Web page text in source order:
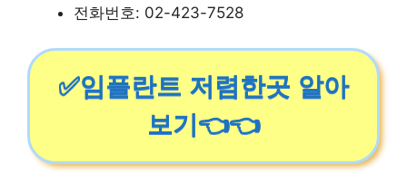
전화번호: 02-423-7528
✅임플란트 저렴한곳 알아
보기👈👈